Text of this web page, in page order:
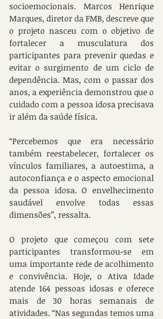
socioemocionais. Marcos Henrique
Marques, diretor da FMB, descreve que
o projeto nasceu com o objetivo de
fortalecer a musculatura dos
participantes para prevenir quedas e
evitar o surgimento de um ciclo de
dependência. Mas, com o passar dos
anos, a experiência demonstrou que o
cuidado com a pessoa idosa precisava
ir além da saúde física.
“Percebemos que era necessário
também reestabelecer, fortalecer os
vínculos familiares, a autoestima, a
autoconfiança e o aspecto emocional
da pessoa idosa. O envelhecimento
saudável envolve todas essas
dimensões”, ressalta.
O projeto que começou com sete
participantes transformou-se em
uma importante rede de acolhimento
e convivência. Hoje, o Ativa Idade
atende 164 pessoas idosas e oferece
mais de 30 horas semanais de
atividades. “Nas segundas temos uma